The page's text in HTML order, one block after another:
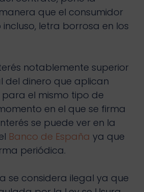
que el consumidor
letra borrosa en los
notablemente superior
del dinero que aplican
el mismo tipo de
en el que se firma
se puede ver en la
Banco de España ya que
periódica.
se considera ilegal ya que